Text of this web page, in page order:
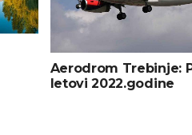
Aerodrom Trebinje:
letovi 2022.godine